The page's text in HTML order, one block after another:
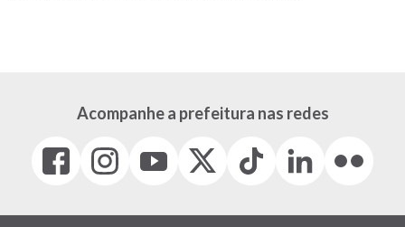
Acompanhe a prefeitura nas redes
Facebook
(link
em
Instagram
(link
em
(link
em
(Antigo
(link
Tiktok
(link
em
LinkedIn
(link
em
(link
em